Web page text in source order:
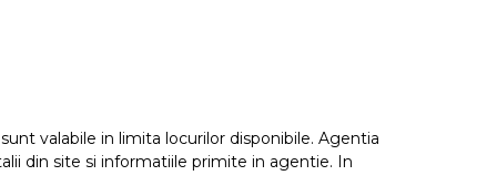
valabile in limita locurilor disponibile. Agentia
din site si informatiile primite in agentie. In